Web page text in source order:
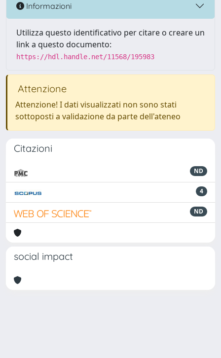
Informazioni
Utilizza questo identificativo per citare o creare un
link a questo documento:
https://hdl.handle.net/11568/195983
Attenzione
Attenzione! I dati visualizzati non sono stati
sottoposti a validazione da parte dell'ateneo
Citazioni
ND
4
ND
social impact